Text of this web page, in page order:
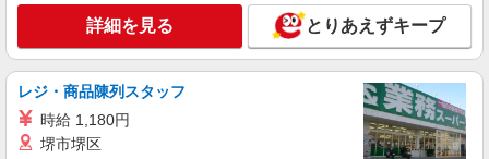
1500円〜 ★交通費別途支給（規定あり） ゜
+゜・。○。・゜+゜・。○。・゜+゜ 入社祝い金10
万円支給(規定有) お友達を紹介頂くと, インセンテ
ィブ支給(規定有) ゜・。○。・゜+゜・。○。・゜
+゜
熊本県熊本市中央区の家電量販店
キープ 詳細を見る
派遣社員
株式会社シエロ
詳細を見る とりあえずキープ
レジ・商品陳列スタッフ
時給 1,180円
堺市堺区